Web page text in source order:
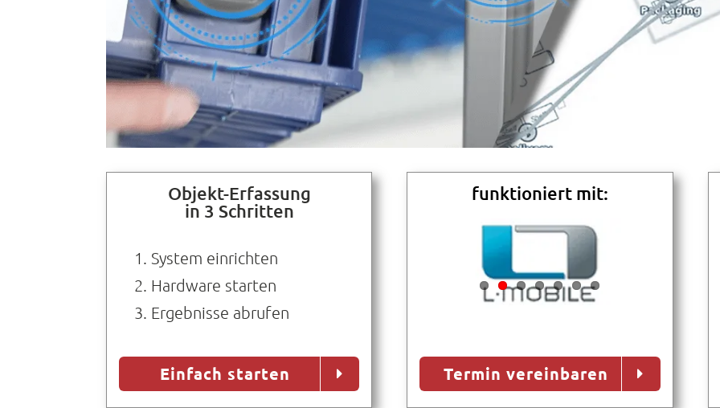
Objekt-Erfassung
in 3 Schritten
System einrichten
Hardware starten
Ergebnisse abrufen
Einfach starten
funktioniert mit:
Termin vereinbaren